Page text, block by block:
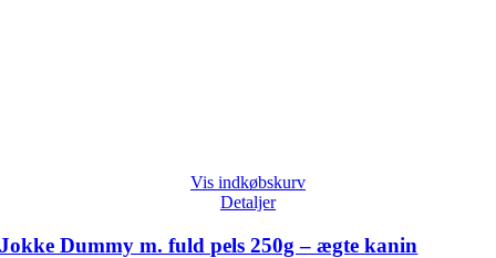
Vis indkøbskurv
Detaljer
Jokke Dummy m. fuld pels 250g – ægte kanin